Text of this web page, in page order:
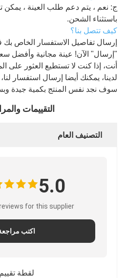
ج: نعم ، يتم دعم طلب العينة ، يمكن
باستثناء الشحن.
كيف تتصل بنا؟
إرسال تفاصيل الاستفسار الخاص
"إرسال" الآن! عينة مجانية وأفضل
أنت، إذا كنت لا تستطيع العثور على
لدينا، يمكنك أيضا إرسال استفسار
سوف نجد نفس المنتج بكمية جيدة
التقييمات
التصنيف العام
5.0
for this supplier
اكتب
لقطة تقييم